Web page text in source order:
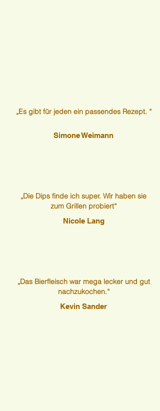
„Es gibt für jeden ein passendes Rezept. “
Simone Weimann
„Die Dips finde ich super. Wir haben sie
zum Grillen probiert“
Nicole Lang
„Das Bierfleisch war mega lecker und gut
nachzukochen.“
Kevin Sander